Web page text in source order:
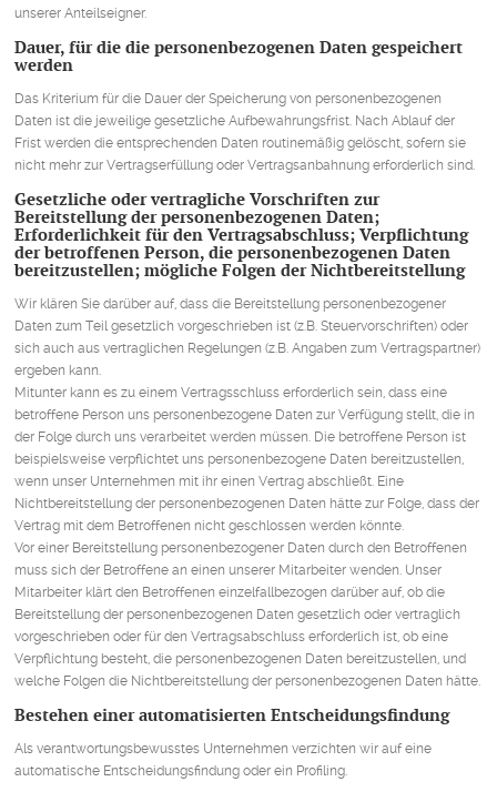
unserer Anteilseigner.
Dauer, für die die personenbezogenen Daten gespeichert
werden
Das Kriterium für die Dauer der Speicherung von personenbezogenen
Daten ist die jeweilige gesetzliche Aufbewahrungsfrist. Nach Ablauf der
Frist werden die entsprechenden Daten routinemäßig gelöscht, sofern sie
nicht mehr zur Vertragserfüllung oder Vertragsanbahnung erforderlich sind.
Gesetzliche oder vertragliche Vorschriften zur
Bereitstellung der personenbezogenen Daten;
Erforderlichkeit für den Vertragsabschluss; Verpflichtung
der betroffenen Person, die personenbezogenen Daten
bereitzustellen; mögliche Folgen der Nichtbereitstellung
Wir klären Sie darüber auf, dass die Bereitstellung personenbezogener
Daten zum Teil gesetzlich vorgeschrieben ist (z.B. Steuervorschriften) oder
sich auch aus vertraglichen Regelungen (z.B. Angaben zum Vertragspartner)
ergeben kann.
Mitunter kann es zu einem Vertragsschluss erforderlich sein, dass eine
betroffene Person uns personenbezogene Daten zur Verfügung stellt, die in
der Folge durch uns verarbeitet werden müssen. Die betroffene Person ist
beispielsweise verpflichtet uns personenbezogene Daten bereitzustellen,
wenn unser Unternehmen mit ihr einen Vertrag abschließt. Eine
Nichtbereitstellung der personenbezogenen Daten hätte zur Folge, dass der
Vertrag mit dem Betroffenen nicht geschlossen werden könnte.
Vor einer Bereitstellung personenbezogener Daten durch den Betroffenen
muss sich der Betroffene an einen unserer Mitarbeiter wenden. Unser
Mitarbeiter klärt den Betroffenen einzelfallbezogen darüber auf, ob die
Bereitstellung der personenbezogenen Daten gesetzlich oder vertraglich
vorgeschrieben oder für den Vertragsabschluss erforderlich ist, ob eine
Verpflichtung besteht, die personenbezogenen Daten bereitzustellen, und
welche Folgen die Nichtbereitstellung der personenbezogenen Daten hätte.
Bestehen einer automatisierten Entscheidungsfindung
Als verantwortungsbewusstes Unternehmen verzichten wir auf eine
automatische Entscheidungsfindung oder ein Profiling.